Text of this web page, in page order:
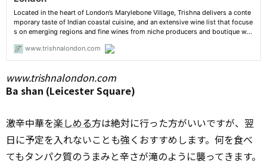
www.trishnalondon.com
Ba shan (Leicester Square)
激辛中華を楽しめる方は絶対に行った方がいいですが、翌
日に予定を入れないことも強くおすすめします。何を食べ
てもタンパク質のうまみと辛さが滝のように襲ってきます。